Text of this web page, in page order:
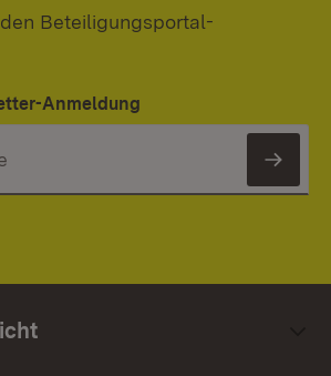
Beteiligungsportal-
Anmeldung